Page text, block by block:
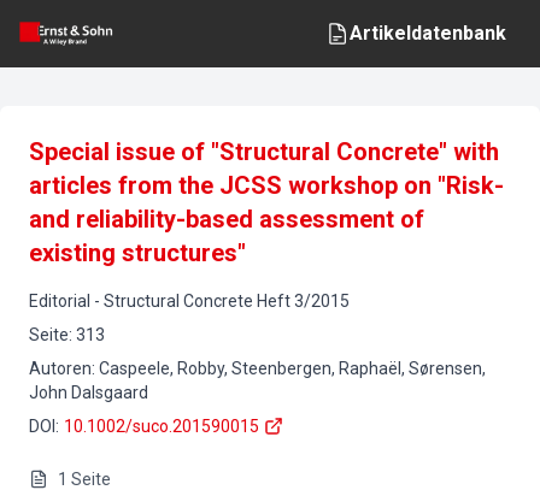
Artikeldatenbank
Special issue of "Structural Concrete" with
articles from the JCSS workshop on "Risk-
and reliability-based assessment of
existing structures"
Editorial - Structural Concrete Heft3/2015
Seite: 313
Autoren: Caspeele, Robby, Steenbergen, Raphaël, Sørensen,
John Dalsgaard
DOI : 10.1002/suco.201590015
1 Seite